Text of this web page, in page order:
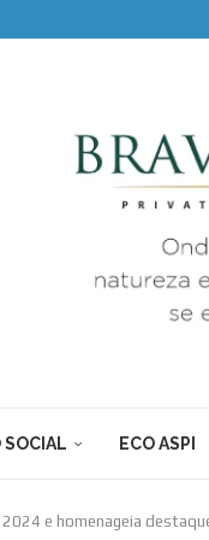
SOCIAL ECO ASPI
e homenageia